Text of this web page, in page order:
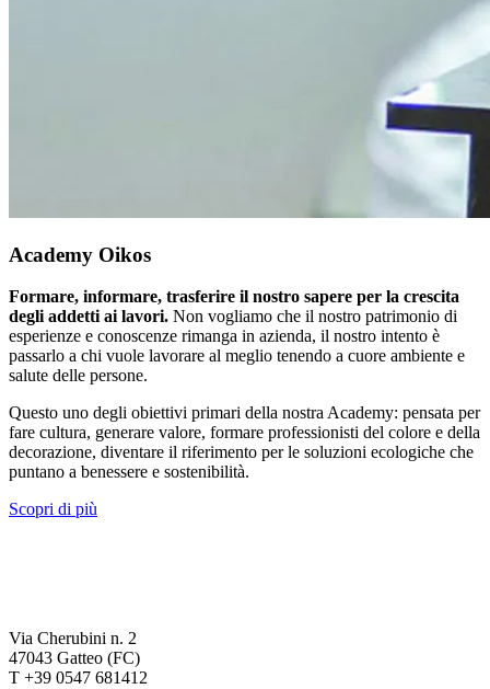
Academy Oikos
Formare, informare, trasferire il nostro sapere per la crescita
degli addetti ai lavori. Non vogliamo che il nostro patrimonio di
esperienze e conoscenze rimanga in azienda, il nostro intento è
passarlo a chi vuole lavorare al meglio tenendo a cuore ambiente e
salute delle persone.
Questo uno degli obiettivi primari della nostra Academy: pensata per
fare cultura, generare valore, formare professionisti del colore e della
decorazione, diventare il riferimento per le soluzioni ecologiche che
puntano a benessere e sostenibilità.
Scopri di più
Via Cherubini n. 2
47043 Gatteo (FC)
T +39 0547 681412